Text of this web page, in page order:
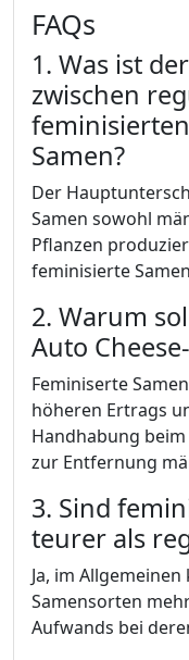
FAQs
1. Was ist
zwischen
Samen?
Der
Samen sowohl
Pflanzen
feminisierte
2. Warum
Auto
Feminiserte
höheren Ertrags
Handhabung
zur Entfernung
3. Sind
teurer als
Ja, im
Samensorten
Aufwands bei